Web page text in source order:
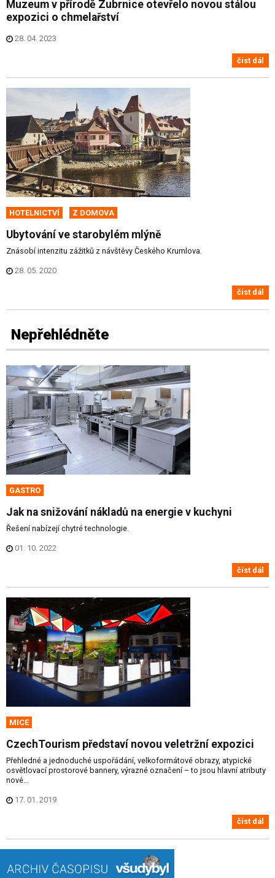
Muzeum v přírodě Zubrnice otevřelo novou stálou
expozici o chmelařství
28. 04. 2023
číst dál
HOTELNICTVÍ Z DOMOVA
Ubytování ve starobylém mlýně
Znásobí intenzitu zážitků z návštěvy Českého Krumlova.
28. 05. 2020
číst dál
Nepřehlédněte
GASTRO
Jak na snižování nákladů na energie v kuchyni
Řešení nabízejí chytré technologie.
01. 10. 2022
číst dál
MICE
CzechTourism představí novou veletržní expozici
Přehledné a jednoduché uspořádání, velkoformátové obrazy, atypické
osvětlovací prostorové bannery, výrazné označení – to jsou hlavní atributy
nové...
17. 01. 2019
číst dál